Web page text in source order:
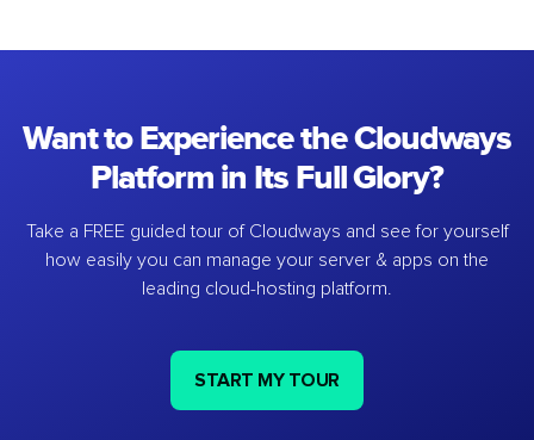
Want to Experience the Cloudways
Platform in Its Full Glory?
Take a FREE guided tour of Cloudways and see for yourself
how easily you can manage your server & apps on the
leading cloud-hosting platform.
START MY TOUR